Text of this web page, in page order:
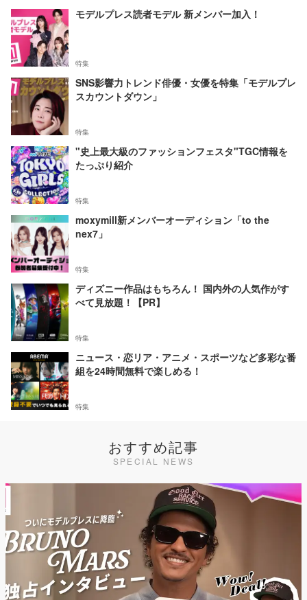
モデルプレス読者モデル 新メンバー加入！
特集
SNS影響力トレンド俳優・女優を特集「モデルプレ
スカウントダウン」
特集
"史上最大級のファッションフェスタ"TGC情報を
たっぷり紹介
特集
moxymill新メンバーオーディション「to the
nex7」
特集
ディズニー作品はもちろん！ 国内外の人気作がす
べて見放題！【PR】
特集
ニュース・恋リア・アニメ・スポーツなど多彩な番
組を24時間無料で楽しめる！
特集
おすすめ記事
SPECIAL NEWS